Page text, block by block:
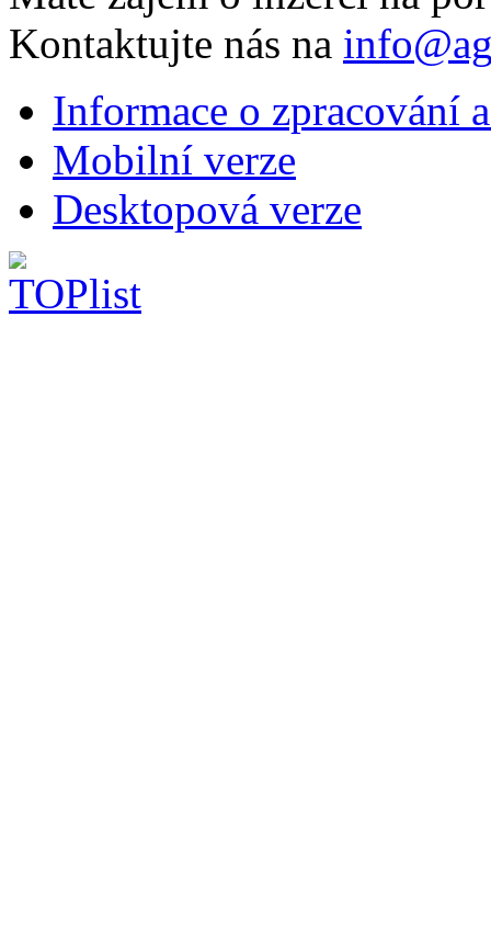
Kontaktujte nás na
Informace o zpracování
Mobilní verze
Desktopová verze